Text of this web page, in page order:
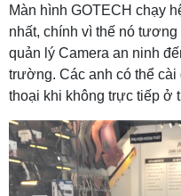
Màn hình GOTECH chạy
nhất, chính vì thế nó
quản lý Camera an ninh
trường. Các anh có thể cài
thoại khi không trực tiếp ở